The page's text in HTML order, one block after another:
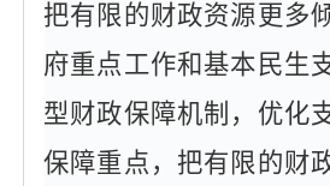
把有限的财政资源更多
府重点工作和基本民生
型财政保障机制，优化
保障重点，把有限的财